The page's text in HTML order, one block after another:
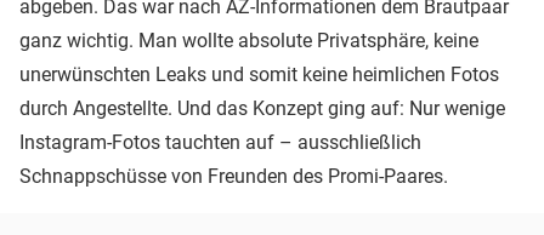
abgeben. Das war nach AZ-Informationen dem Brautpaar
ganz wichtig. Man wollte absolute Privatsphäre, keine
unerwünschten Leaks und somit keine heimlichen Fotos
durch Angestellte. Und das Konzept ging auf: Nur wenige
Instagram-Fotos tauchten auf – ausschließlich
Schnappschüsse von Freunden des Promi-Paares.